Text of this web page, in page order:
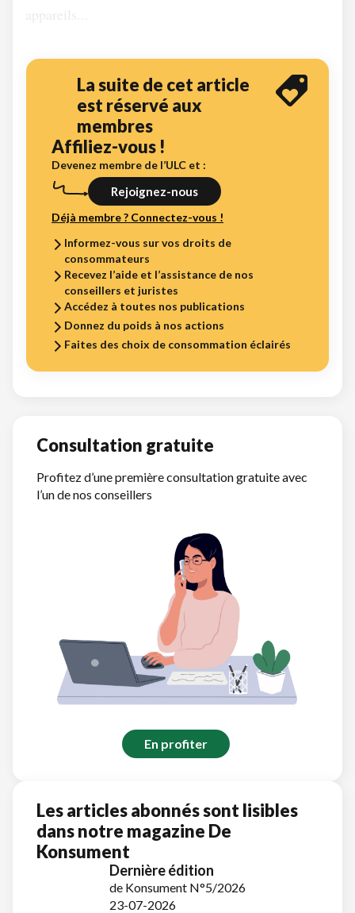
appareils...
La suite de cet article
est réservé aux
membres
Affiliez-vous !
Devenez membre de l’ULC et :
Rejoignez-nous
Déjà membre ? Connectez-vous !
Informez-vous sur vos droits de
consommateurs
Recevez l’aide et l’assistance de nos
conseillers et juristes
Accédez à toutes nos publications
Donnez du poids à nos actions
Faites des choix de consommation éclairés
Consultation gratuite
Profitez d’une première consultation gratuite avec
l’un de nos conseillers
En profiter
Les articles abonnés sont lisibles
dans notre magazine De
Konsument
Dernière édition
de Konsument N°5/2026
23-07-2026